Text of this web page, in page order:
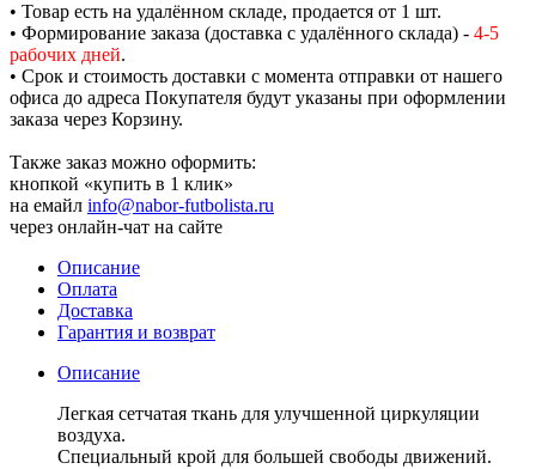
• Товар есть на удалённом складе, продается от 1 шт.
• Формирование заказа (доставка с удалённого склада) - 4-5
рабочих дней.
• Срок и стоимость доставки с момента отправки от нашего
офиса до адреса Покупателя будут указаны при оформлении
заказа через Корзину.
Также заказ можно оформить:
кнопкой «купить в 1 клик»
на емайл info@nabor-futbolista.ru
через онлайн-чат на сайте
Описание
Оплата
Доставка
Гарантия и возврат
Описание
Легкая сетчатая ткань для улучшенной циркуляции
воздуха.
Специальный крой для большей свободы движений.